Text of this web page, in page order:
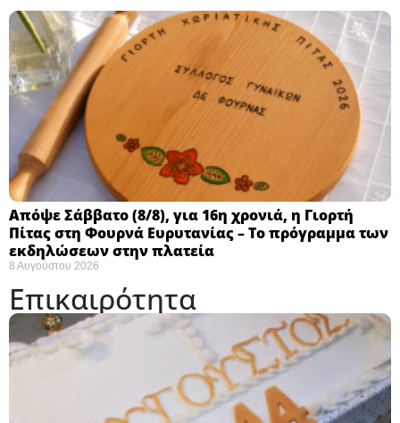
Απόψε Σάββατο (8/8), για 16η χρονιά, η Γιορτή
Πίτας στη Φουρνά Ευρυτανίας – Το πρόγραμμα των
εκδηλώσεων στην πλατεία
8 Αυγούστου 2026
Επικαιρότητα